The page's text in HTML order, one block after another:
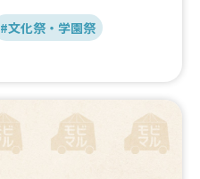
#文化祭・学園祭